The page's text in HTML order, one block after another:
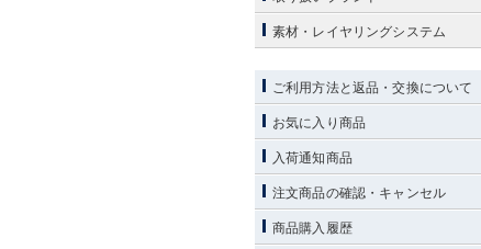
素材・レイヤリングシステム
ご利用方法と返品・交換について
お気に入り商品
入荷通知商品
注文商品の確認・キャンセル
商品購入履歴